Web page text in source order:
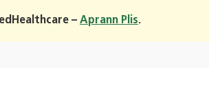
– Aprann Plis.